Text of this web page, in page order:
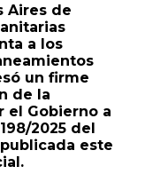
Aires de
a los
un firme
de la
el Gobierno a
2025 del
este